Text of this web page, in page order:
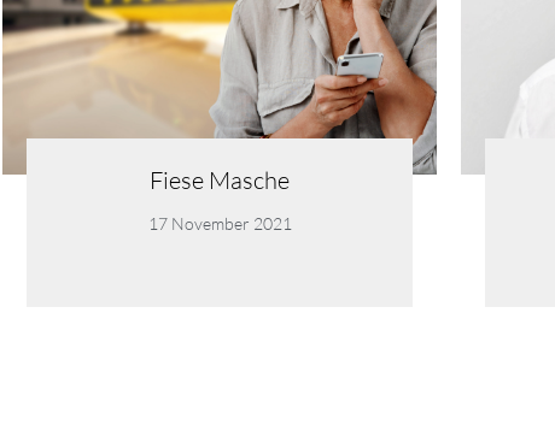
Fiese Masche
17 November 2021